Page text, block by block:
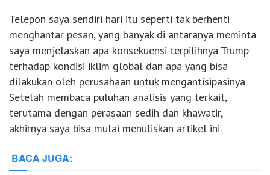
Telepon saya sendiri hari itu seperti tak berhenti
menghantar pesan, yang banyak di antaranya meminta
saya menjelaskan apa konsekuensi terpilihnya Trump
terhadap kondisi iklim global dan apa yang bisa
dilakukan oleh perusahaan untuk mengantisipasinya.
Setelah membaca puluhan analisis yang terkait,
terutama dengan perasaan sedih dan khawatir,
akhirnya saya bisa mulai menuliskan artikel ini.
BACA JUGA: